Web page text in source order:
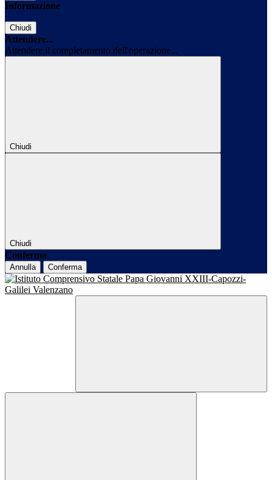
Informazione
Chiudi
Attendere...
Attendere il completamento dell'operazione...
Chiudi
Chiudi
Conferma
Annulla Conferma